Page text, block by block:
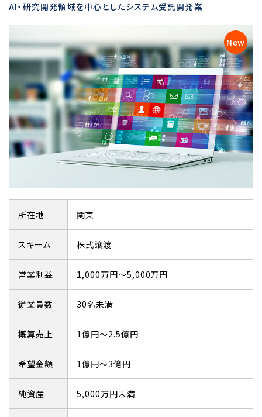
AI・研究開発領域を中心としたシステム受託開発業
所在地 関東
スキーム 株式譲渡
営業利益 1,000万円～5,000万円
従業員数 30名未満
概算売上 1億円～2.5億円
希望金額 1億円～3億円
純資産 5,000万円未満